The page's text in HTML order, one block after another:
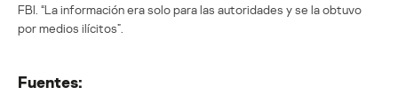
FBI. “La información era solo para las autoridades y se la obtuvo
por medios ilícitos”.
Fuentes: